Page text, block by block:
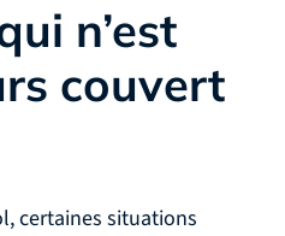
n’est
couvert
certaines situations